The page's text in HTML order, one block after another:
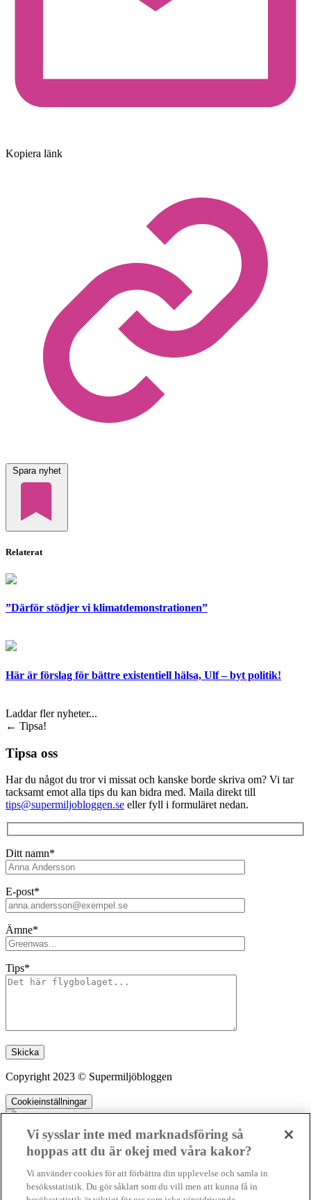
Kopiera länk
Spara nyhet
Relaterat
”Därför stödjer vi klimatdemonstrationen”
Här är förslag för bättre existentiell hälsa, Ulf – byt politik!
Laddar fler nyheter...
← Tipsa!
Tipsa oss
Har du något du tror vi missat och kanske borde skriva om? Vi tar
tacksamt emot alla tips du kan bidra med. Maila direkt till
tips@supermiljobloggen.se eller fyll i formuläret nedan.
Ditt namn*
E-post*
Ämne*
Tips*
Lämna detta fält tomt.
Copyright 2023 © Supermiljöbloggen
Cookieinställningar
ideella redaktion drivit miljödebatten framåt genom nyhetsbevakning
och granskningar. Nu vill vi utveckla vårt arbete – och vi hoppas att
Vi sysslar inte med marknadsföring så
hoppas att du är okej med våra kakor?
Vi använder cookies för att förbättra din upplevelse och samla in
besöksstatistik. Du gör såklart som du vill men att kunna få in